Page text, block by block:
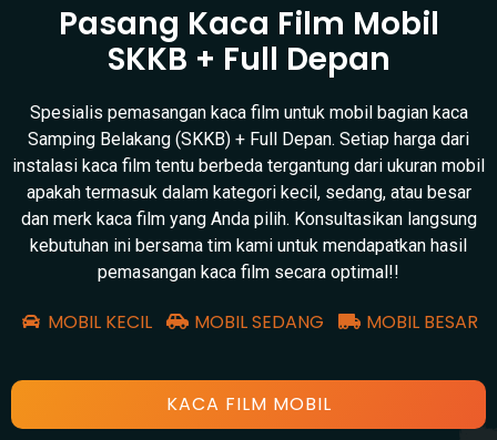
Pasang Kaca Film Mobil
SKKB + Full Depan
Spesialis pemasangan kaca film untuk mobil bagian kaca
Samping Belakang (SKKB) + Full Depan. Setiap harga dari
instalasi kaca film tentu berbeda tergantung dari ukuran mobil
apakah termasuk dalam kategori kecil, sedang, atau besar
dan merk kaca film yang Anda pilih. Konsultasikan langsung
kebutuhan ini bersama tim kami untuk mendapatkan hasil
pemasangan kaca film secara optimal!!
MOBIL KECIL MOBIL SEDANG MOBIL BESAR
KACA FILM MOBIL